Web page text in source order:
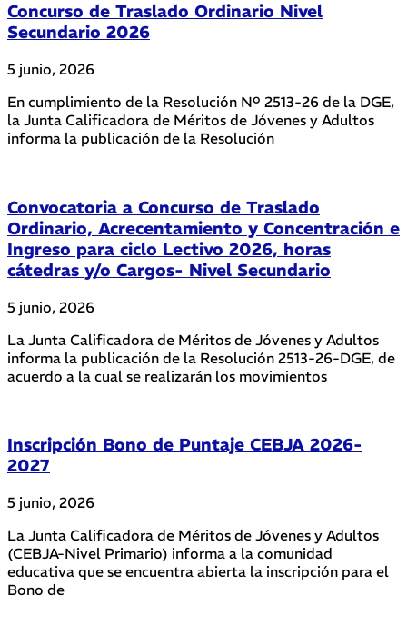
Concurso de Traslado Ordinario Nivel
Secundario 2026
5 junio, 2026
En cumplimiento de la Resolución Nº 2513-26 de la DGE,
la Junta Calificadora de Méritos de Jóvenes y Adultos
informa la publicación de la Resolución
Convocatoria a Concurso de Traslado
Ordinario, Acrecentamiento y Concentración e
Ingreso para ciclo Lectivo 2026, horas
cátedras y/o Cargos- Nivel Secundario
5 junio, 2026
La Junta Calificadora de Méritos de Jóvenes y Adultos
informa la publicación de la Resolución 2513-26-DGE, de
acuerdo a la cual se realizarán los movimientos
Inscripción Bono de Puntaje CEBJA 2026-
2027
5 junio, 2026
La Junta Calificadora de Méritos de Jóvenes y Adultos
(CEBJA-Nivel Primario) informa a la comunidad
educativa que se encuentra abierta la inscripción para el
Bono de